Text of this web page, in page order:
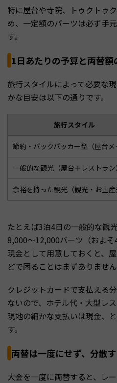
特に屋台や寺院、トゥクトゥ
め、一定額のバーツは必ず手
す。
1日あたりの予算と両替額
旅行スタイルによって必要な
かな目安は以下の通りです。
旅行スタイル
節約・バックパッカー型（屋台メ
一般的な観光（屋台＋レストラン）
余裕を持った観光（観光・お土産
たとえば3泊4日の一般的な観
8,000〜12,000バーツ（およ
現金として用意しておくと、
どで困ることはまずありません
クレジットカードで支払える
ないので、ホテル代・大型レ
現地の細かな支払いは現金、
す。
両替は一度にせず、分散
大金を一度に両替すると、レ